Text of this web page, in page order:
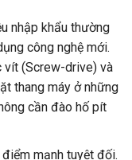
nhập khẩu thường
công nghệ mới.
vít (Screw-drive) và
thang máy ở những
cần đào hố pít
mạnh tuyệt đối.